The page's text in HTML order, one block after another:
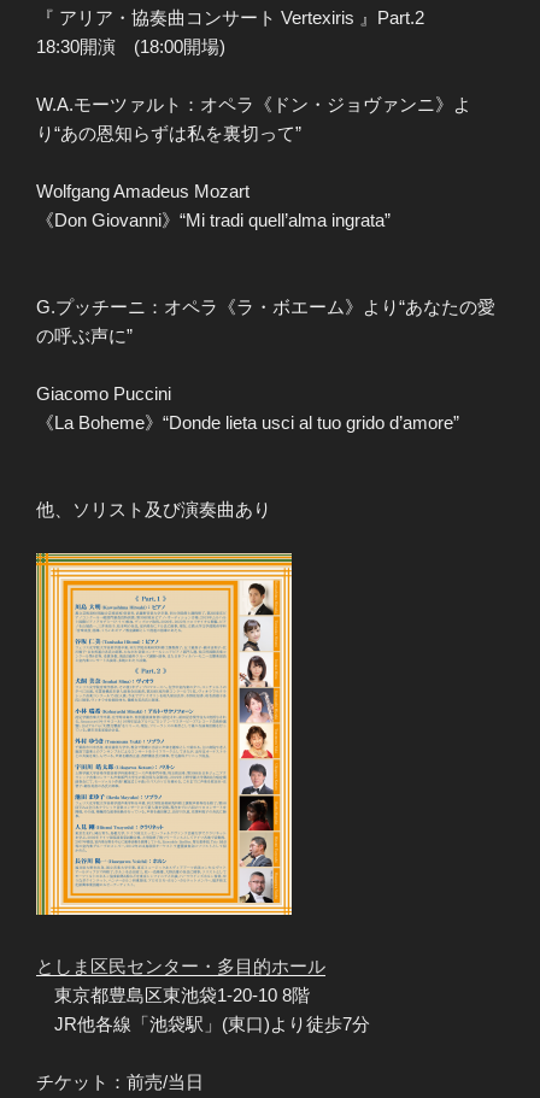
『 アリア・協奏曲コンサート Vertexiris 』Part.2
18:30開演 (18:00開場)
W.A.モーツァルト：オペラ《ドン・ジョヴァンニ》よ
り“あの恩知らずは私を裏切って”
Wolfgang Amadeus Mozart
《Don Giovanni》“Mi tradi quell’alma ingrata”
G.プッチーニ：オペラ《ラ・ボエーム》より“あなたの愛
の呼ぶ声に”
Giacomo Puccini
《La Boheme》“Donde lieta usci al tuo grido d’amore”
他、ソリスト及び演奏曲あり
としま区民センター・多目的ホール
東京都豊島区東池袋1-20-10 8階
JR他各線「池袋駅」(東口)より徒歩7分
チケット：前売/当日